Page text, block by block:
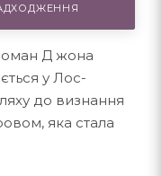
Д жона
у Лос-
до визнання
яка стала